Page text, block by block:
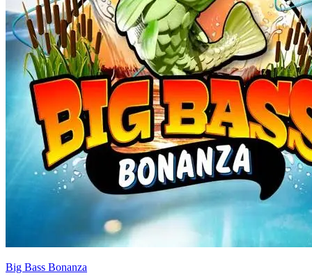
Big Bass Bonanza